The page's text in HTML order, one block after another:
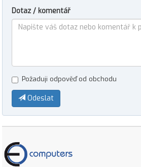
Dotaz / komentář
Požaduji odpověď od obchodu
Odeslat